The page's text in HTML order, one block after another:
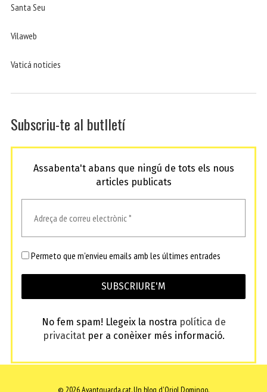
Santa Seu
Vilaweb
Vaticá noticies
Subscriu-te al butlletí
Assabenta't abans que ningú de tots els nous
articles publicats
Permeto que m'envieu emails amb les últimes entrades
No fem spam! Llegeix la nostra política de
privacitatper a conèixer més informació.
© 2026 Avantguarda.cat.Un blog d'Oriol Domingo.